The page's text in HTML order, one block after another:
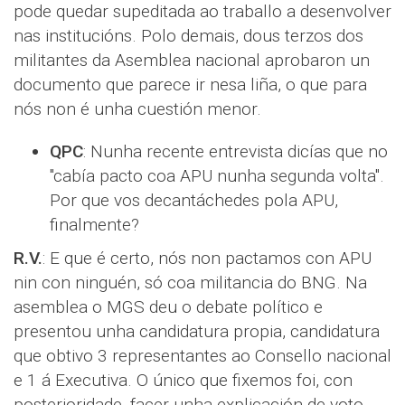
pode quedar supeditada ao traballo a desenvolver
nas institucións. Polo demais, dous terzos dos
militantes da Asemblea nacional aprobaron un
documento que parece ir nesa liña, o que para
nós non é unha cuestión menor.
QPC: Nunha recente entrevista dicías que no
"cabía pacto coa APU nunha segunda volta".
Por que vos decantáchedes pola APU,
finalmente?
R.V.: E que é certo, nós non pactamos con APU
nin con ninguén, só coa militancia do BNG. Na
asemblea o MGS deu o debate político e
presentou unha candidatura propia, candidatura
que obtivo 3 representantes ao Consello nacional
e 1 á Executiva. O único que fixemos foi, con